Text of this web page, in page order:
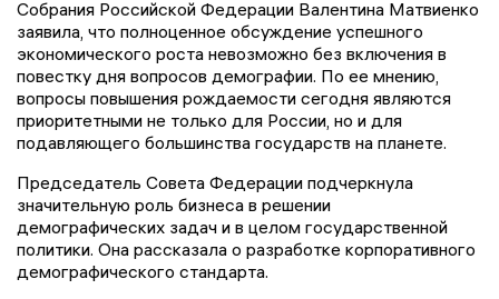
Собрания Российской Федерации Валентина Матвиенко
заявила, что полноценное обсуждение успешного
экономического роста невозможно без включения в
повестку дня вопросов демографии. По ее мнению,
вопросы повышения рождаемости сегодня являются
приоритетными не только для России, но и для
подавляющего большинства государств на планете.
Председатель Совета Федерации подчеркнула
значительную роль бизнеса в решении
демографических задач и в целом государственной
политики. Она рассказала о разработке корпоративного
демографического стандарта.